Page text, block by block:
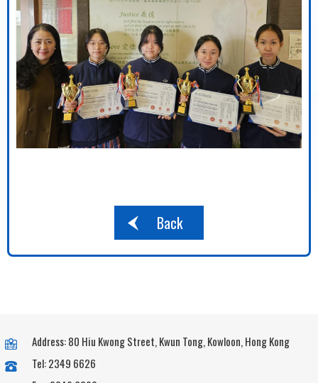
Back
Address: 80 Hiu Kwong Street, Kwun Tong, Kowloon, Hong Kong
Tel: 2349 6626